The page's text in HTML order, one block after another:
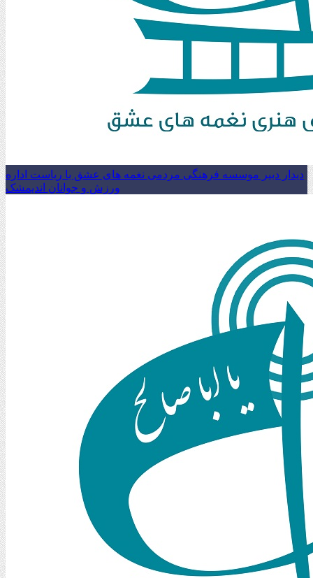
دیدار دبیر موسسه فرهنگی مردمی نغمه های عشق با ریاست اداره
ورزش و جوانان اندیمشک